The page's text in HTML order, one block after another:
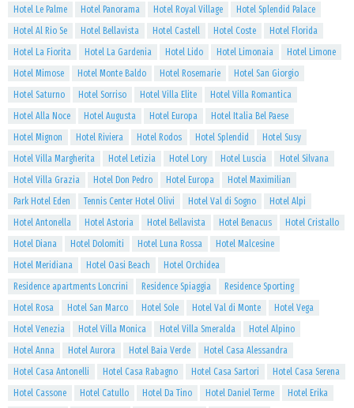
Hotel Le Palme
Hotel Panorama Hotel Royal Village
Hotel Splendid Palace
Hotel Al Rio Se
Hotel Bellavista Hotel Castell Hotel Coste
Hotel Florida
Hotel La Fiorita
Hotel La Gardenia Hotel Lido Hotel Limonaia
Hotel Limone
Hotel Mimose
Hotel Monte Baldo Hotel Rosemarie
Hotel San Giorgio
Hotel Saturno
Hotel Sorriso Hotel Villa Elite
Hotel Villa Romantica
Hotel Alla Noce
Hotel Augusta Hotel Europa
Hotel Italia Bel Paese
Hotel Mignon
Hotel Riviera Hotel Rodos Hotel Splendid
Hotel Susy
Hotel Villa Margherita
Hotel Letizia Hotel Lory Hotel Luscia
Hotel Silvana
Hotel Villa Grazia
Hotel Don Pedro Hotel Europa
Hotel Maximilian
Park Hotel Eden
Tennis Center Hotel Olivi Hotel Val di Sogno
Hotel Alpi
Hotel Antonella
Hotel Astoria Hotel Bellavista Hotel Benacus
Hotel Cristallo
Hotel Diana
Hotel Dolomiti Hotel Luna Rossa
Hotel Malcesine
Hotel Meridiana
Hotel Oasi Beach
Hotel Orchidea
Residence apartments Loncrini
Residence Spiaggia
Residence Sporting
Hotel Rosa
Hotel San Marco Hotel Sole Hotel Val di Monte
Hotel Vega
Hotel Venezia
Hotel Villa Monica Hotel Villa Smeralda
Hotel Alpino
Hotel Anna
Hotel Aurora Hotel Baia Verde
Hotel Casa Alessandra
Hotel Casa Antonelli
Hotel Casa Rabagno Hotel Casa Sartori
Hotel Casa Serena
Hotel Cassone
Hotel Catullo Hotel Da Tino Hotel Daniel Terme
Hotel Erika